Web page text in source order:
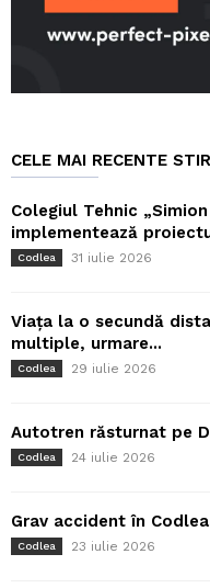
CELE MAI RECENTE
Colegiul Tehnic
implementează
Codlea 31 iulie 2026
Viața la o secundă
multiple, urmare...
Codlea 29 iulie 2026
Autotren răsturnat pe
Codlea 24 iulie 2026
Grav accident în
Codlea 23 iulie 2026